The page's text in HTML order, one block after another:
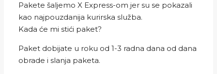
Pakete šaljemo X Express-om jer su se pokazali
kao najpouzdanija kurirska služba.
Kada će mi stići paket?
Paket dobijate u roku od 1-3 radna dana od dana
obrade i slanja paketa.